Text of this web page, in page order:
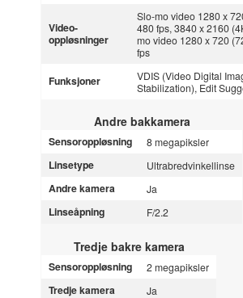
Video-
oppløsninger
Slo-mo video 1280 x
480 fps, 3840 x 2160
mo video 1280 x 720
fps
Funksjoner
VDIS (Video Digital
Stabilization), Edit
Andre bakkamera
Sensoroppløsning 8 megapiksler
Linsetype Ultrabredvinkellinse
Andre kamera Ja
Linseåpning F/2.2
Tredje bakre kamera
Sensoroppløsning 2 megapiksler
Tredje kamera Ja